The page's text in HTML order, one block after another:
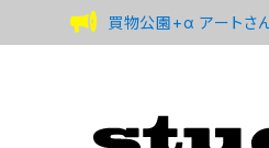
買物公園+α アート